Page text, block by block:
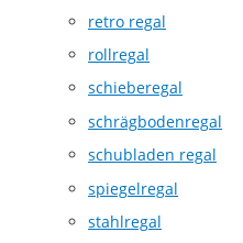
retro regal
rollregal
schieberegal
schrägbodenregal
schubladen regal
spiegelregal
stahlregal